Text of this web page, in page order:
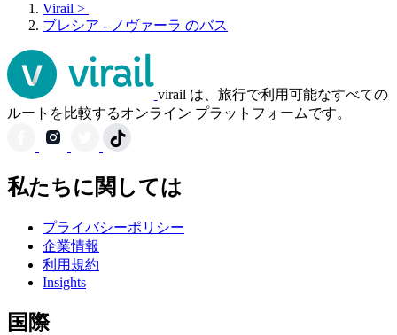
Virail >
ブレシア - ノヴァーラ のバス
virail は、旅行で利用可能なすべての
ルートを比較するオンライン プラットフォームです。
私たちに関しては
プライバシーポリシー
企業情報
利用規約
Insights
国際